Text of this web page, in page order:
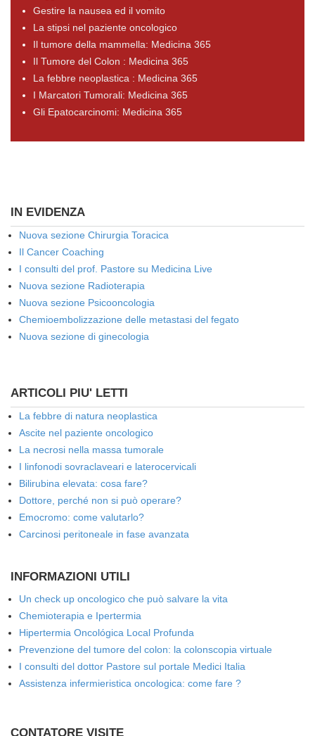
Gestire la nausea ed il vomito
La stipsi nel paziente oncologico
Il tumore della mammella: Medicina 365
Il Tumore del Colon : Medicina 365
La febbre neoplastica : Medicina 365
I Marcatori Tumorali: Medicina 365
Gli Epatocarcinomi: Medicina 365
IN EVIDENZA
Nuova sezione Chirurgia Toracica
Il Cancer Coaching
I consulti del prof. Pastore su Medicina Live
Nuova sezione Radioterapia
Nuova sezione Psicooncologia
Chemioembolizzazione delle metastasi del fegato
Nuova sezione di ginecologia
ARTICOLI PIU' LETTI
La febbre di natura neoplastica
Ascite nel paziente oncologico
La necrosi nella massa tumorale
I linfonodi sovraclaveari e laterocervicali
Bilirubina elevata: cosa fare?
Dottore, perché non si può operare?
Emocromo: come valutarlo?
Carcinosi peritoneale in fase avanzata
INFORMAZIONI UTILI
Un check up oncologico che può salvare la vita
Chemioterapia e Ipertermia
Hipertermia Oncológica Local Profunda
Prevenzione del tumore del colon: la colonscopia virtuale
I consulti del dottor Pastore sul portale Medici Italia
Assistenza infermieristica oncologica: come fare ?
CONTATORE VISITE